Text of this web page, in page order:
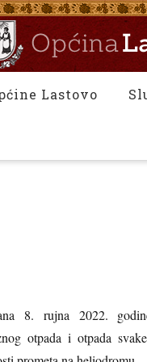
Lastovo
8. rujna 2022.
otpada i otpada